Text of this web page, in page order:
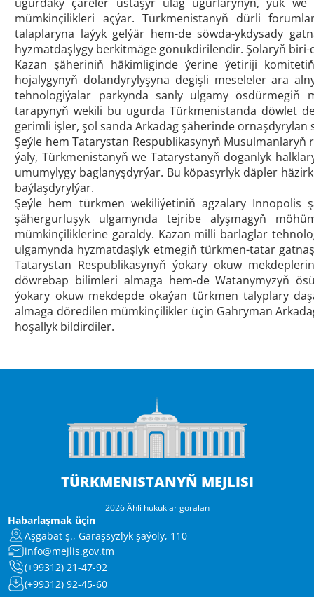
mümkinçilikleri açýar. Türkmenistanyň dürli
talaplaryna laýyk gelýär hem-de söwda-ykdysady
hyzmatdaşlygy berkitmäge gönükdirilendir. Şolaryň
Kazan şäheriniň häkimliginde ýerine ýetiriji
hojalygynyň dolandyrylyşyna degişli meseleler ara
tehnologiýalar parkynda sanly ulgamy ösdürmegiň
tarapynyň wekili bu ugurda Türkmenistanda döwlet
gerimli işler, şol sanda Arkadag şäherinde
Şeýle hem Tatarystan Respublikasynyň
ýaly, Türkmenistanyň we Tatarystanyň doganlyk
umumylygy baglanyşdyrýar. Bu köpasyrlyk däpler
baýlaşdyrylýar.
Şeýle hem türkmen wekiliýetiniň agzalary Innopolis
şähergurluşyk ulgamynda tejribe alyşmagyň
mümkinçiliklerine garaldy. Kazan milli barlaglar
ulgamynda hyzmatdaşlyk etmegiň türkmen-tatar
Tatarystan Respublikasynyň ýokary okuw
döwrebap bilimleri almaga hem-de Watanymyzyň
ýokary okuw mekdepde okaýan türkmen talyplary
almaga döredilen mümkinçilikler üçin Gahryman
hoşallyk bildirdiler.
TÜRKMENISTANYŇ MEJLISI
2026 Ähli hukuklar goralan
Habarlaşmak üçin
Aşgabat ş., Garaşsyzlyk şaýoly, 110
info@mejlis.gov.tm
(+99312) 21-47-92
(+99312) 92-45-60